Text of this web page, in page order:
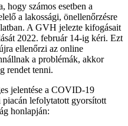
hogy számos esetben a
a lakossági, önellenőrzésre
A GVH jelezte kifogásait
2022. február 14-ig kéri. Ezt
ellenőrzi az online
a problémák, akkor
rendet tenni.
jelentése a COVID-19
piacán lefolytatott gyorsított
honlapján: